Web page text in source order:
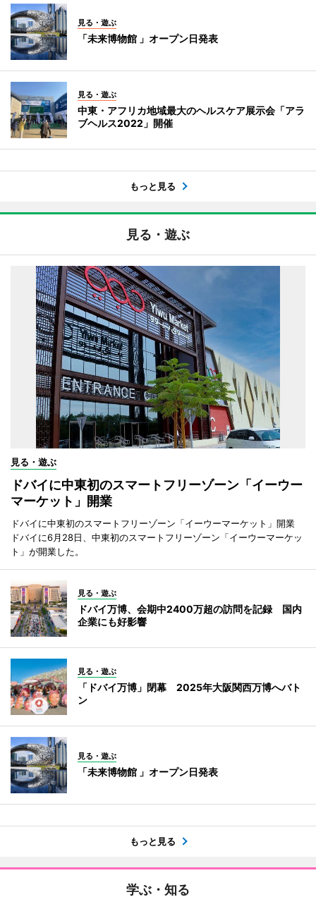
見る・遊ぶ
「未来博物館 」オープン日発表
見る・遊ぶ
中東・アフリカ地域最大のヘルスケア展示会「アラ
ブヘルス2022」開催
もっと見る
見る・遊ぶ
見る・遊ぶ
ドバイに中東初のスマートフリーゾーン「イーウー
マーケット」開業
ドバイに中東初のスマートフリーゾーン「イーウーマーケット」開業
ドバイに6月28日、中東初のスマートフリーゾーン「イーウーマーケッ
ト」が開業した。
見る・遊ぶ
ドバイ万博、会期中2400万超の訪問を記録 国内
企業にも好影響
見る・遊ぶ
「ドバイ万博」閉幕 2025年大阪関西万博へバト
ン
見る・遊ぶ
「未来博物館 」オープン日発表
もっと見る
学ぶ・知る